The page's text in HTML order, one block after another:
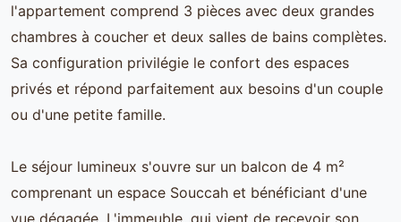
l'appartement comprend 3 pièces avec deux grandes
chambres à coucher et deux salles de bains complètes.
Sa configuration privilégie le confort des espaces
privés et répond parfaitement aux besoins d'un couple
ou d'une petite famille.
Le séjour lumineux s'ouvre sur un balcon de 4 m²
comprenant un espace Souccah et bénéficiant d'une
vue dégagée. L'immeuble, qui vient de recevoir son